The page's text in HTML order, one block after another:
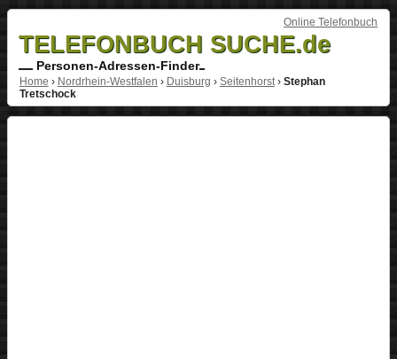
Online Telefonbuch
TELEFONBUCH SUCHE.de
Personen-Adressen-Finder
Home › Nordrhein-Westfalen › Duisburg › Seitenhorst› Stephan
Tretschock